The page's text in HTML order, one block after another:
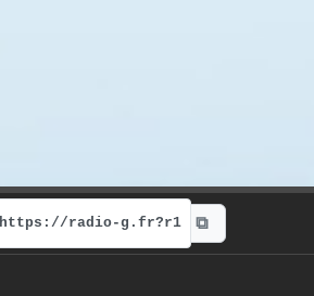
https://radio-g.fr?r1 ⧉